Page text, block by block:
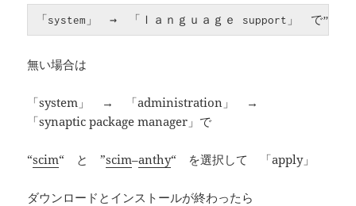
「system」　→　「ｌａｎｇｕａｇｅ support」　で
無い場合は
「system」 → 「administration」 →
「synaptic package manager」で
“scim“ と ”scim–anthy“ を選択して 「apply」
ダウンロードとインストールが終わったら